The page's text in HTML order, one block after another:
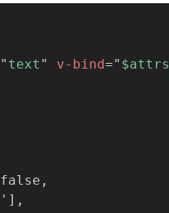
" text " v-bind=" $attrs